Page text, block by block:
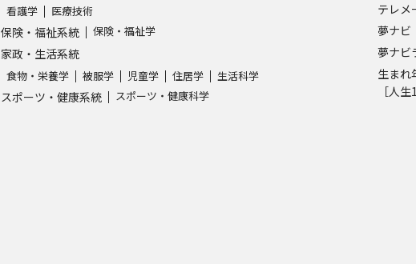
看護学 医療技術
保険・福祉系統 保険・福祉学
家政・生活系統
食物・栄養学 被服学 児童学 住居学 生活科学
スポーツ・健康系統 スポーツ・健康科学
テレメ
夢ナビ
夢ナビ
生まれ
［人